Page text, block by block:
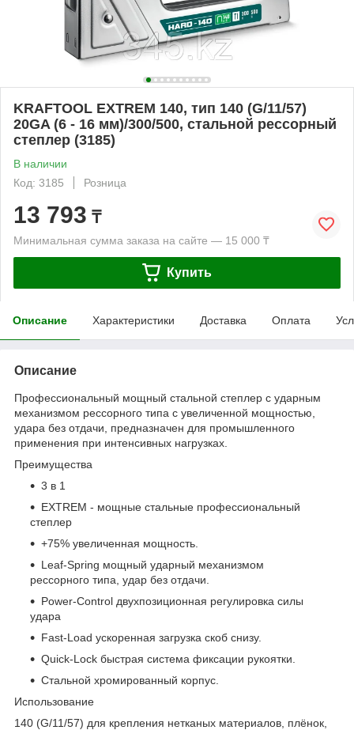
KRAFTOOL EXTREM 140, тип 140 (G/11/57)
20GA (6 - 16 мм)/300/500, стальной рессорный
степлер (3185)
В наличии
Код: 3185
Розница
13 793 ₸
Минимальная сумма заказа на сайте — 15 000 ₸
Купить
Описание Характеристики Доставка Оплата
Описание
Профессиональный мощный стальной степлер с ударным
механизмом рессорного типа с увеличенной мощностью,
удара без отдачи, предназначен для промышленного
применения при интенсивных нагрузках.
Преимущества
3 в 1
EXTREM - мощные стальные профессиональный
степлер
+75% увеличенная мощность.
Leaf-Spring мощный ударный механизмом
рессорного типа, удар без отдачи.
Power-Control двухпозиционная регулировка силы
удара
Fast-Load ускоренная загрузка скоб снизу.
Quick-Lock быстрая система фиксации рукоятки.
Стальной хромированный корпус.
Использование
140 (G/11/57) для крепления нетканых материалов, плёнок,